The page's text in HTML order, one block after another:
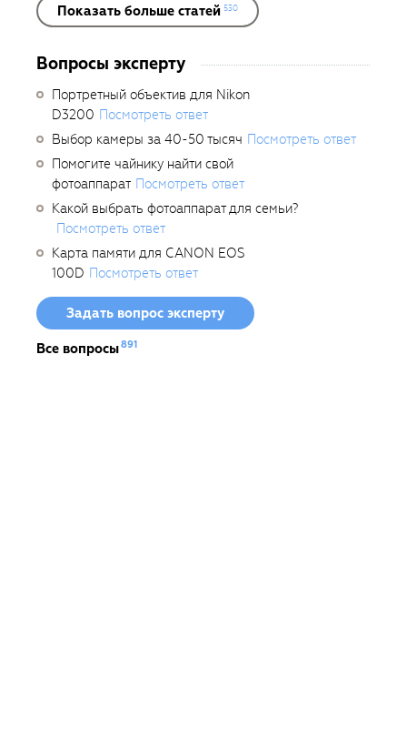
Показать больше статей 530
Вопросы эксперту
Портретный объектив для Nikon
D3200 Посмотреть ответ
Выбор камеры за 40-50 тысяч Посмотреть ответ
Помогите чайнику найти свой
фотоаппарат Посмотреть ответ
Какой выбрать фотоаппарат для семьи?
Посмотреть ответ
Карта памяти для CANON EOS
100D Посмотреть ответ
Задать вопрос эксперту
Все вопросы891